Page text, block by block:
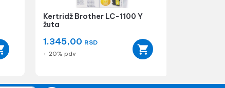
Kertridž Brother LC-1100 Y
žuta
1.345,00 RSD
+ 20% pdv